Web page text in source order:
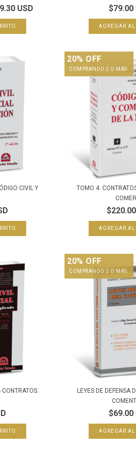
USD $79.00
CIVIL Y
20% OFF
COMPRANDO 2 O MÁS.
TOMO 4.
20% OFF
COMPRANDO 2 O MÁS.
LEYES DE DEFENSA
$69.00